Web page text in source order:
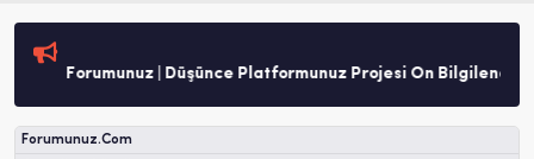
Forumunuz | Düşünce Platformunuz Projesi Ön Bilgilendirme
Forumunuz.Com